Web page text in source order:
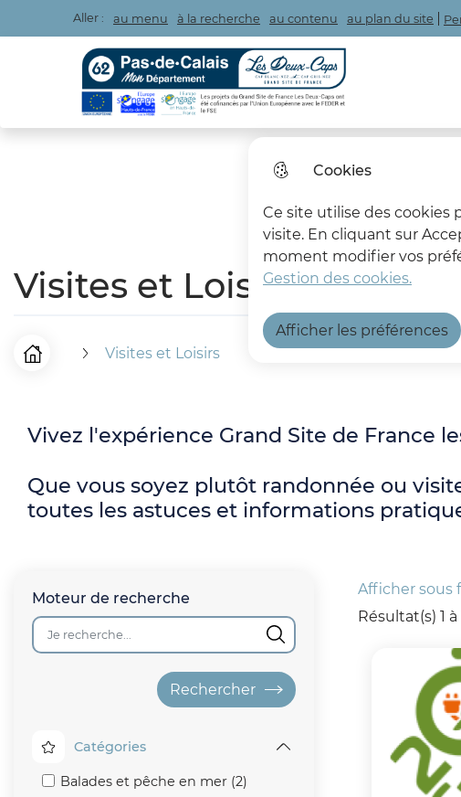
Cookies
Ce site utilise des cookies
visite. En cliquant sur
moment modifier vos
Gestion des cookies.
Afficher les préférences
Aller : au menu à la recherche au contenu au plan du site
Les Deux Caps
Visites et Loisirs
F
d
Accueil Visites et Loisirs
Vivez l'expérience Grand Site de France
Que vous soyez plutôt randonnée ou
toutes les astuces et informations
attachée
Moteur de recherche
Catégories Catégories
Balades et pêche en mer (2)
Résultat(s) 1
Afficher sous